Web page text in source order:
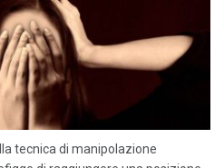
tecnica di manipolazione